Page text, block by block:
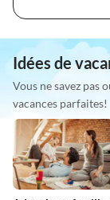
Idées de
Vous ne savez pas
vacances parfaites!